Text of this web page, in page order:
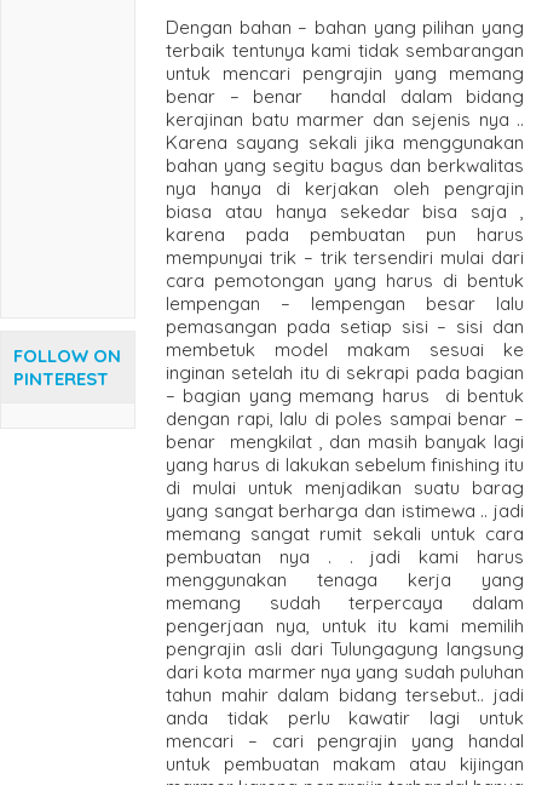
Dengan bahan – bahan yang pilihan yang
terbaik tentunya kami tidak sembarangan
untuk mencari pengrajin yang memang
benar – benar handal dalam bidang
kerajinan batu marmer dan sejenis nya ..
Karena sayang sekali jika menggunakan
bahan yang segitu bagus dan berkwalitas
nya hanya di kerjakan oleh pengrajin
biasa atau hanya sekedar bisa saja ,
karena pada pembuatan pun harus
mempunyai trik – trik tersendiri mulai dari
cara pemotongan yang harus di bentuk
lempengan – lempengan besar lalu
pemasangan pada setiap sisi – sisi dan
membetuk model makam sesuai ke
inginan setelah itu di sekrapi pada bagian
– bagian yang memang harus di bentuk
dengan rapi, lalu di poles sampai benar –
benar mengkilat , dan masih banyak lagi
yang harus di lakukan sebelum finishing itu
di mulai untuk menjadikan suatu barag
yang sangat berharga dan istimewa .. jadi
memang sangat rumit sekali untuk cara
pembuatan nya . . jadi kami harus
menggunakan tenaga kerja yang
memang sudah terpercaya dalam
pengerjaan nya, untuk itu kami memilih
pengrajin asli dari Tulungagung langsung
dari kota marmer nya yang sudah puluhan
tahun mahir dalam bidang tersebut.. jadi
anda tidak perlu kawatir lagi untuk
mencari – cari pengrajin yang handal
untuk pembuatan makam atau kijingan
FOLLOW ON
PINTEREST